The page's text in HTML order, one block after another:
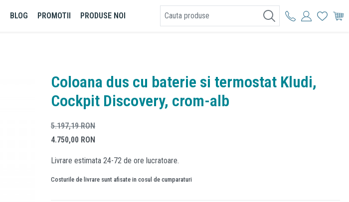
BLOG PROMOTII PRODUSE NOI
Coloana dus cu baterie si termostat Kludi,
Cockpit Discovery, crom-alb
5.197,19RON
4.750,00 RON
Livrare estimata 24-72 de ore lucratoare.
Costurile de livrare sunt afisate in cosul de cumparaturi